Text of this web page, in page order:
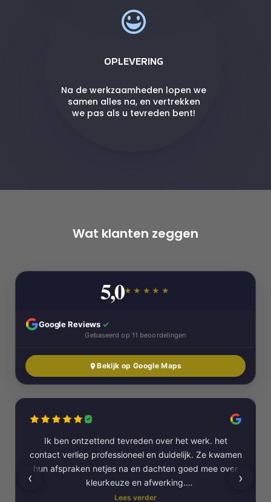
OPLEVERING
Na de werkzaamheden lopen we
samen alles na, en vertrekken
we pas als u tevreden bent!
Wat klanten zeggen
5,0★★★★★
Google Reviews ✓
Gebaseerd op 11 beoordelingen
Bekijk op Google Maps
Ik ben ontzettend tevreden over het werk. het
contact verliep professioneel en duidelijk. Ze kwamen
hun afspraken netjes na en dachten goed mee over
kleurkeuze en afwerking.
Lees verder
‹ ›